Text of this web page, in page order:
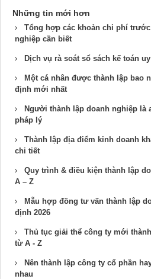
Những tin mới hơn
Tổng hợp các khoản chi phí
nghiệp cần biết
Dịch vụ rà soát sổ sách kế toán
Một cá nhân được thành lập bao
định mới nhất
Người thành lập doanh nghiệp là
pháp lý
Thành lập địa điểm kinh doanh
chi tiết
Quy trình & điều kiện thành lập
A – Z
Mẫu hợp đồng tư vấn thành lập
định 2026
Thủ tục giải thể công ty mới
từ A - Z
Nên thành lập công ty cổ phần
nhau